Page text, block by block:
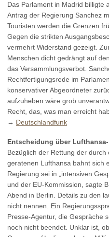
Das Parlament in Madrid billigte
Antrag der Regierung Sanchez
Touristen werden die Grenzen
Gegen die strikten
vermehrt Widerstand gezeigt.
Menschen dicht gedrängt auf
das Versammlungsverbot.
Rechtfertigungsrede im
konservativer Abgeordneter
aufzuheben wäre grob
Recht, das, was man erreicht
→ Deutschlandfunk
Entscheidung über
Bezüglich der Rettung der
geratenen Lufthansa bahnt sich
Regierung sei in „intensiven
und der EU-Kommission, sagte
Abend in Berlin. Details zu den
nicht nennen. Ein
Presse-Agentur, die Gespräche
noch nicht beendet. Unklar ist,